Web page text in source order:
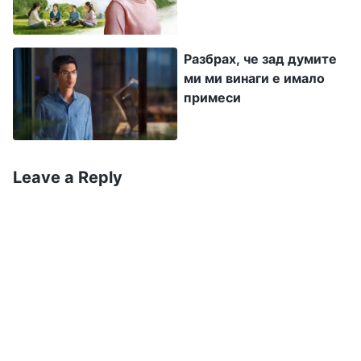
проблема ми с лъжата“.
В духовната си преданост прочетох един
откъс: „В ежедневието си хората често
казват безсмислени неща, лъжат, изричат
невежи и глупави неща и се оправдават. В
гордостта си и за да задоволят собственото
Разбрах, че зад думите
ми ми винаги е имало
примеси
Leave a Reply